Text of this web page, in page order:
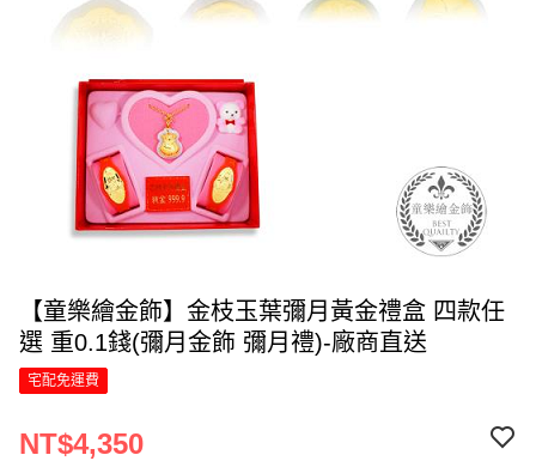
【童樂繪金飾】金枝玉葉彌月黃金禮盒 四款任
選 重0.1錢(彌月金飾 彌月禮)-廠商直送
宅配免運費
NT$4,350